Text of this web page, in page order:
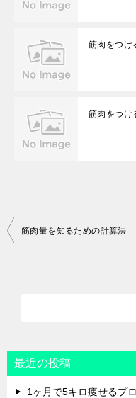
筋肉をつけ
筋肉をつけ
投
シ
ョ
筋肉量を知るための計算法
最近の投稿
1ヶ月で5キロ痩せるプ